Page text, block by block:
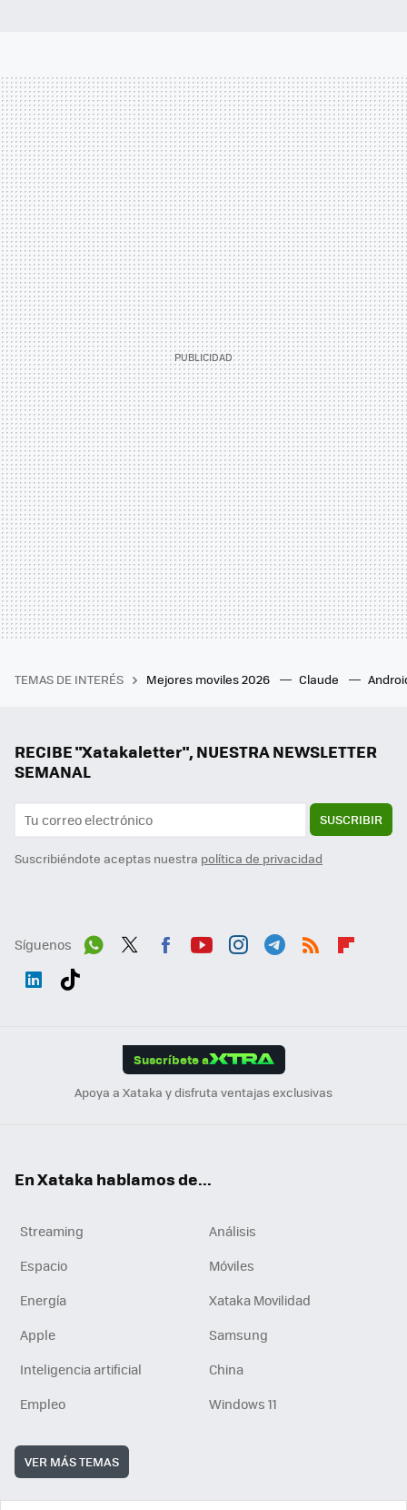
TEMAS DE INTERÉS Mejores moviles 2026 Claude
RECIBE "Xatakaletter", NUESTRA NEWSLETTER
SEMANAL
SUSCRIBIR
Suscribiéndote aceptas nuestra política de privacidad
Síguenos
Suscríbete a
Apoya a Xataka y disfruta ventajas exclusivas
En Xataka hablamos de...
Streaming
Análisis
Espacio
Móviles
Energía
Xataka Movilidad
Apple
Samsung
Inteligencia artificial
China
Empleo
Windows 11
VER MÁS TEMAS